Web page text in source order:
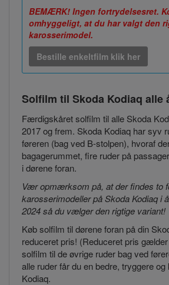
BEMÆRK! Ingen fortrydelsesret.
omhyggeligt, at du har valgt den
karosserimodel.
Bestille enkeltfilm klik her
Solfilm til Skoda Kodiaq alle
Færdigskåret solfilm til alle Skoda
2017 og frem. Skoda Kodiaq har syv
føreren (bag ved B-stolpen), hvoraf
bagagerummet, fire ruder på
i dørene foran.
Vær opmærksom på, at der findes to
karosserimodeller på Skoda Kodiaq i
2024 så du vælger den rigtige variant!
Køb solfilm til dørene foran på din
reduceret pris! (Reduceret pris
solfilm til de øvrige ruder bag ved
alle ruder får du en bedre, tryggere
Kodiaq.